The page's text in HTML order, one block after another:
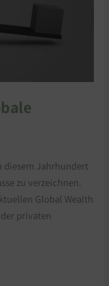
diesem Jahrhundert
zu verzeichnen.
Global Wealth
privaten